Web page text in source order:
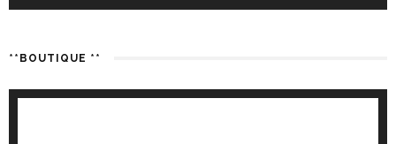
**BOUTIQUE **